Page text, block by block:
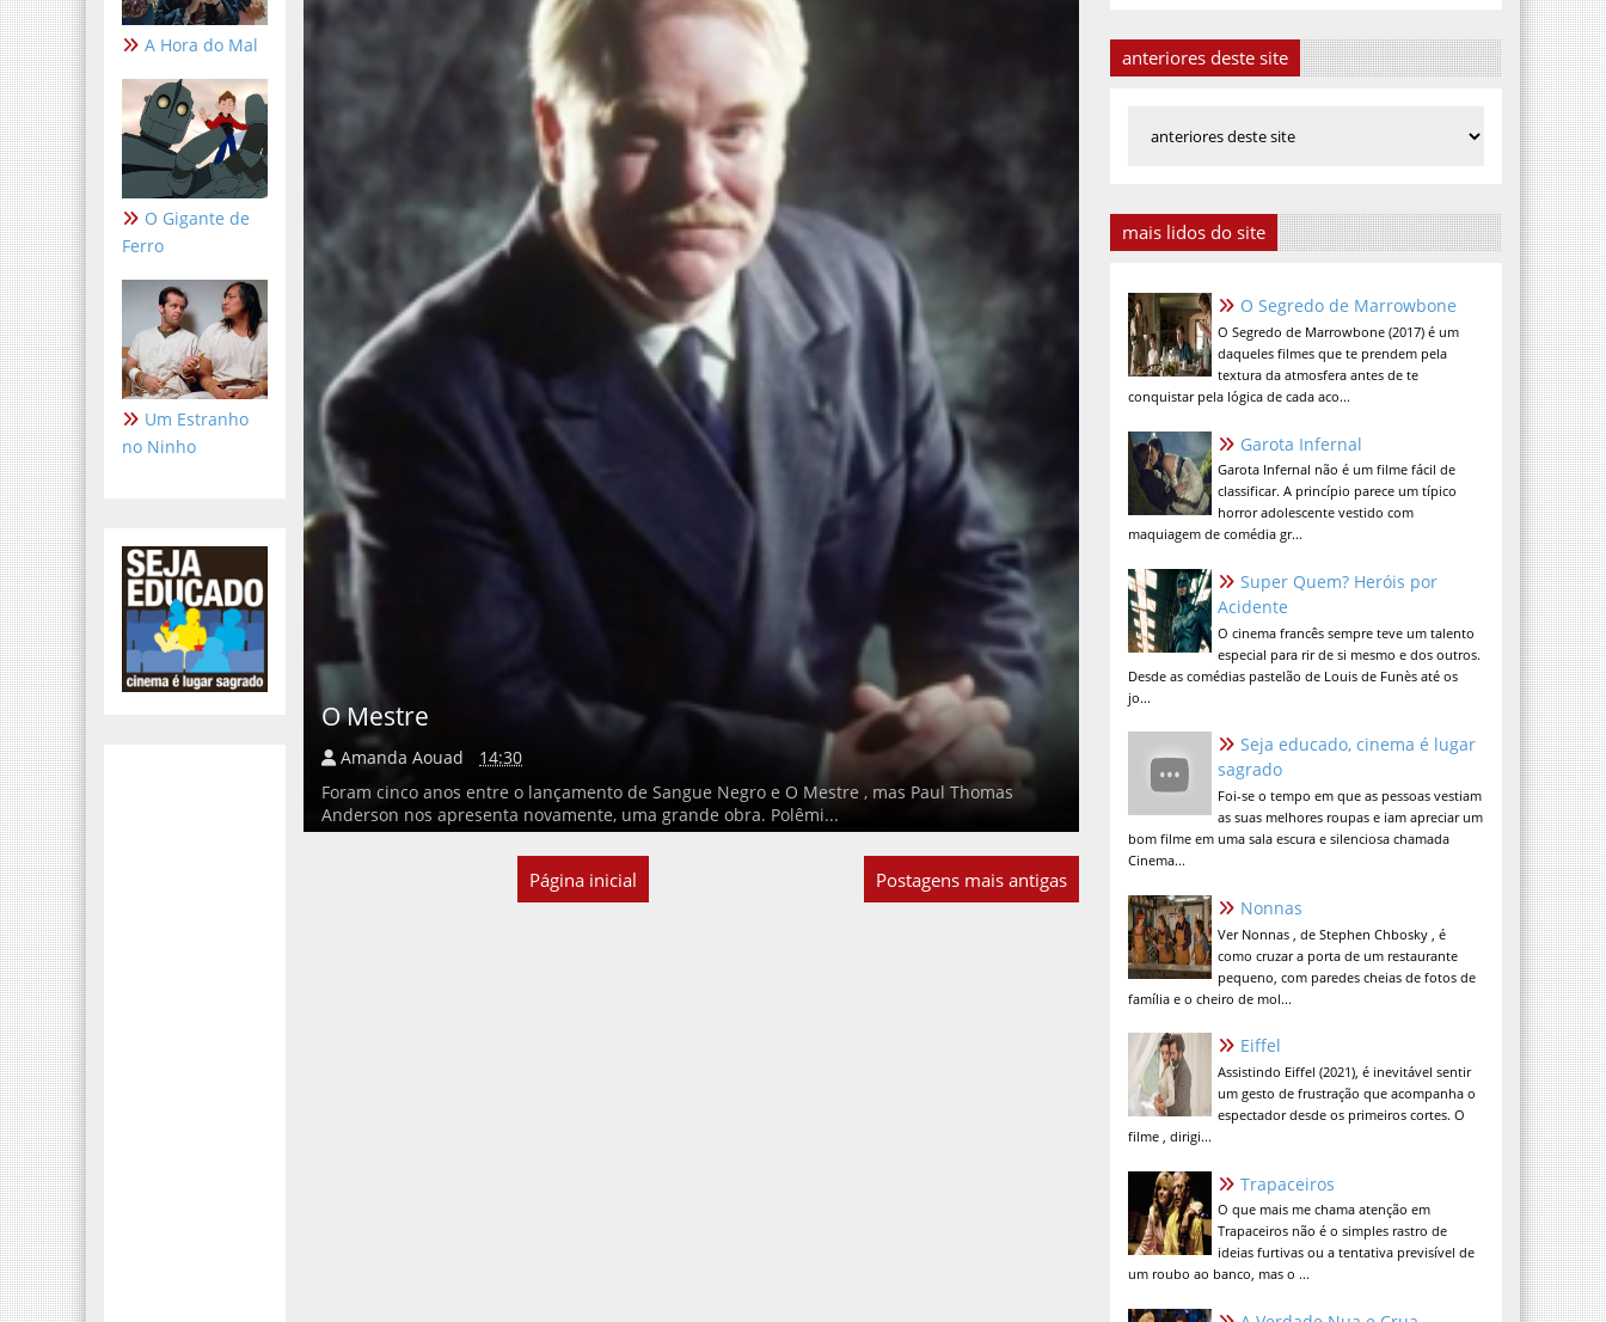
A Hora do Mal
O Gigante de
Ferro
Um Estranho
no Ninho
O Mestre
Amanda Aouad
14:30
Foram cinco anos entre o lançamento de Sangue Negro e O Mestre , mas Paul Thomas
Anderson nos apresenta novamente, uma grande obra. Polêmi...
Postagens mais antigas
Página inicial
anteriores deste site
mais lidos do site
O Segredo de Marrowbone
O Segredo de Marrowbone (2017) é um
daqueles filmes que te prendem pela
textura da atmosfera antes de te
conquistar pela lógica de cada aco...
Garota Infernal
Garota Infernal não é um filme fácil de
classificar. A princípio parece um típico
horror adolescente vestido com
maquiagem de comédia gr...
Super Quem? Heróis por
Acidente
O cinema francês sempre teve um talento
especial para rir de si mesmo e dos outros.
Desde as comédias pastelão de Louis de Funès até os
jo...
Seja educado, cinema é lugar
sagrado
Foi-se o tempo em que as pessoas vestiam
as suas melhores roupas e iam apreciar um
bom filme em uma sala escura e silenciosa chamada
Cinema...
Nonnas
Ver Nonnas , de Stephen Chbosky , é
como cruzar a porta de um restaurante
pequeno, com paredes cheias de fotos de
família e o cheiro de mol...
Eiffel
Assistindo Eiffel (2021), é inevitável sentir
um gesto de frustração que acompanha o
espectador desde os primeiros cortes. O
filme , dirigi...
Trapaceiros
O que mais me chama atenção em
Trapaceiros não é o simples rastro de
ideias furtivas ou a tentativa previsível de
um roubo ao banco, mas o ...